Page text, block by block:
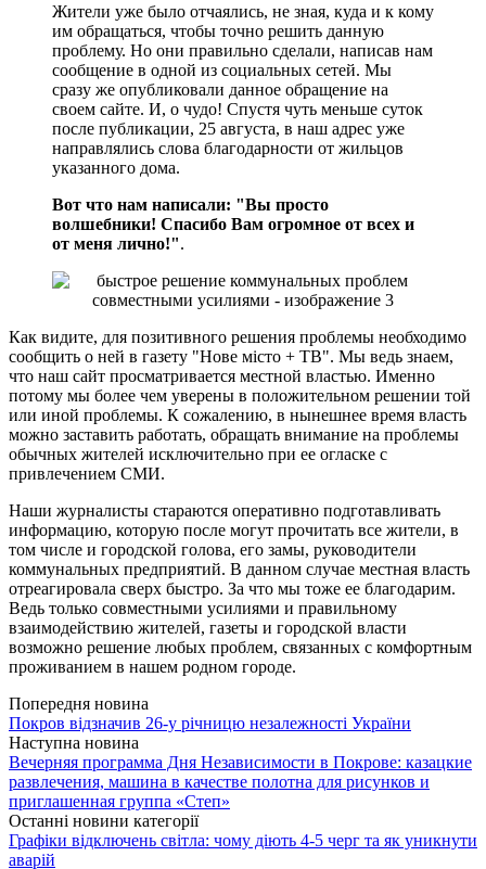
Жители уже было отчаялись, не зная, куда и к кому
им обращаться, чтобы точно решить данную
проблему. Но они правильно сделали, написав нам
сообщение в одной из социальных сетей. Мы
сразу же опубликовали данное обращение на
своем сайте. И, о чудо! Спустя чуть меньше суток
после публикации, 25 августа, в наш адрес уже
направлялись слова благодарности от жильцов
указанного дома.
Вот что нам написали: "Вы просто
волшебники! Спасибо Вам огромное от всех и
от меня лично!".
Как видите, для позитивного решения проблемы необходимо
сообщить о ней в газету "Нове місто + ТВ". Мы ведь знаем,
что наш сайт просматривается местной властью. Именно
потому мы более чем уверены в положительном решении той
или иной проблемы. К сожалению, в нынешнее время власть
можно заставить работать, обращать внимание на проблемы
обычных жителей исключительно при ее огласке с
привлечением СМИ.
Наши журналисты стараются оперативно подготавливать
информацию, которую после могут прочитать все жители, в
том числе и городской голова, его замы, руководители
коммунальных предприятий. В данном случае местная власть
отреагировала сверх быстро. За что мы тоже ее благодарим.
Ведь только совместными усилиями и правильному
взаимодействию жителей, газеты и городской власти
возможно решение любых проблем, связанных с комфортным
проживанием в нашем родном городе.
Попередня новина
Покров відзначив 26-у річницю незалежності України
Наступна новина
Вечерняя программа Дня Независимости в Покрове: казацкие
развлечения, машина в качестве полотна для рисунков и
приглашенная группа «Степ»
Останні новини категорії
Графіки відключень світла: чому діють 4-5 черг та як уникнути
аварій